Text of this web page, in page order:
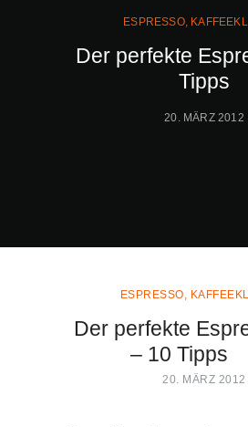
ESPRESSO,
Der perfekte
Tipps
20. MÄRZ 2012
ESPRESSO,
Der perfekte
– 10 Tipps
20. MÄRZ 2012